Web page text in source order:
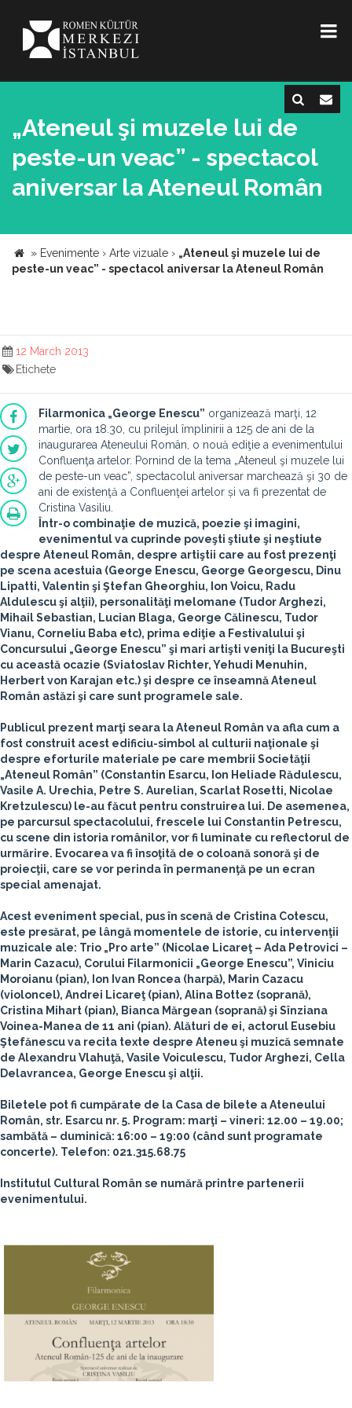
„Ateneul şi muzele lui de
peste-un veac” - spectacol
aniversar la Ateneul Român
» Evenimente › Arte vizuale › „Ateneul şi muzele lui de
peste-un veac” - spectacol aniversar la Ateneul Român
12 March 2013
Etichete
Filarmonica „George Enescu” organizează marţi, 12
martie, ora 18.30, cu prilejul împlinirii a 125 de ani de la
inaugurarea Ateneului Român, o nouă ediţie a evenimentului
Confluenţa artelor. Pornind de la tema „Ateneul şi muzele lui
de peste-un veac”, spectacolul aniversar marchează şi 30 de
ani de existenţă a Confluenţei artelor și va fi prezentat de
Cristina Vasiliu.
Într-o combinaţie de muzică, poezie şi imagini,
evenimentul va cuprinde poveşti ştiute şi neştiute
despre Ateneul Român, despre artiştii care au fost prezenţi
pe scena acestuia (George Enescu, George Georgescu, Dinu
Lipatti, Valentin şi Ştefan Gheorghiu, Ion Voicu, Radu
Aldulescu şi alţii), personalităţi melomane (Tudor Arghezi,
Mihail Sebastian, Lucian Blaga, George Călinescu, Tudor
Vianu, Corneliu Baba etc), prima ediţie a Festivalului şi
Concursului „George Enescu” şi mari artişti veniţi la Bucureşti
cu această ocazie (Sviatoslav Richter, Yehudi Menuhin,
Herbert von Karajan etc.) şi despre ce înseamnă Ateneul
Român astăzi şi care sunt programele sale.
Publicul prezent marţi seara la Ateneul Român va afla cum a
fost construit acest edificiu-simbol al culturii naţionale şi
despre eforturile materiale pe care membrii Societăţii
„Ateneul Român” (Constantin Esarcu, Ion Heliade Rădulescu,
Vasile A. Urechia, Petre S. Aurelian, Scarlat Rosetti, Nicolae
Kretzulescu) le-au făcut pentru construirea lui. De asemenea,
pe parcursul spectacolului, frescele lui Constantin Petrescu,
cu scene din istoria românilor, vor fi luminate cu reflectorul de
urmărire. Evocarea va fi însoţită de o coloană sonoră şi de
proiecţii, care se vor perinda în permanenţă pe un ecran
special amenajat.
Acest eveniment special, pus în scenă de Cristina Cotescu,
este presărat, pe lângă momentele de istorie, cu intervenţii
muzicale ale: Trio „Pro arte” (Nicolae Licareţ – Ada Petrovici –
Marin Cazacu), Corului Filarmonicii „George Enescu”, Viniciu
Moroianu (pian), Ion Ivan Roncea (harpă), Marin Cazacu
(violoncel), Andrei Licareţ (pian), Alina Bottez (soprană),
Cristina Mihart (pian), Bianca Mărgean (soprană) şi Sînziana
Voinea-Manea de 11 ani (pian). Alături de ei, actorul Eusebiu
Ştefănescu va recita texte despre Ateneu şi muzică semnate
de Alexandru Vlahuţă, Vasile Voiculescu, Tudor Arghezi, Cella
Delavrancea, George Enescu şi alţii.
Biletele pot fi cumpărate de la Casa de bilete a Ateneului
Român, str. Esarcu nr. 5. Program: marţi – vineri: 12.00 – 19.00;
sambătă – duminică: 16:00 – 19:00 (când sunt programate
concerte). Telefon: 021.315.68.75
Institutul Cultural Român se numără printre partenerii
evenimentului.